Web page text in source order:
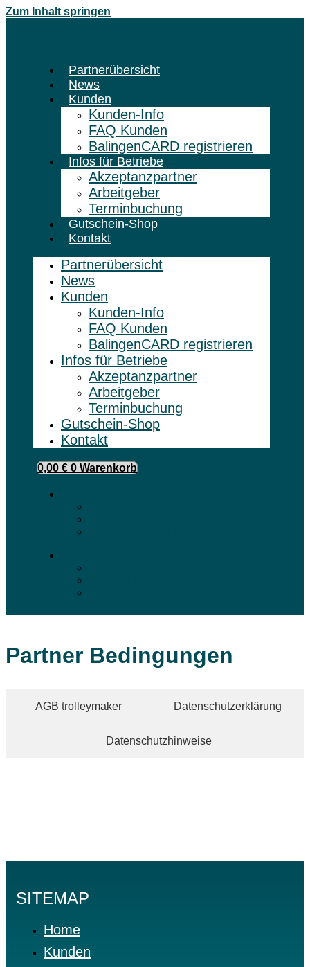
Zum Inhalt springen
Partnerübersicht
News
Kunden
Kunden-Info
FAQ Kunden
BalingenCARD registrieren
Infos für Betriebe
Akzeptanzpartner
Arbeitgeber
Terminbuchung
Gutschein-Shop
Kontakt
Partnerübersicht
News
Kunden
Kunden-Info
FAQ Kunden
BalingenCARD registrieren
Infos für Betriebe
Akzeptanzpartner
Arbeitgeber
Terminbuchung
Gutschein-Shop
Kontakt
0,00 € 0 Warenkorb
Partner Bedingungen
AGB trolleymaker Datenschutzerklärung
Datenschutzhinweise
SITEMAP
Home
Kunden